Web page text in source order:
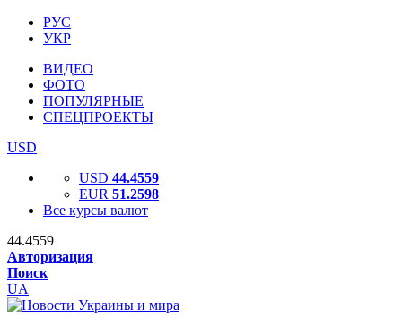
РУС
УКР
ВИДЕО
ФОТО
ПОПУЛЯРНЫЕ
СПЕЦПРОЕКТЫ
USD
USD 44.4559
EUR 51.2598
Все курсы валют
44.4559
Авторизация
Поиск
UA